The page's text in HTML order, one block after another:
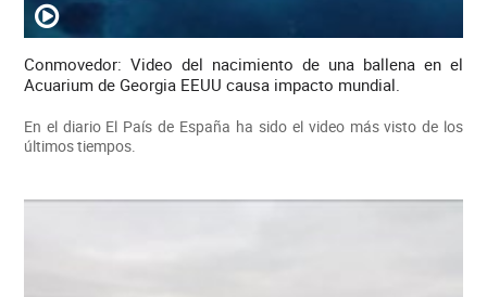
Conmovedor: Video del nacimiento de una ballena en el
Acuarium de Georgia EEUU causa impacto mundial.
En el diario El País de España ha sido el video más visto de los
últimos tiempos.